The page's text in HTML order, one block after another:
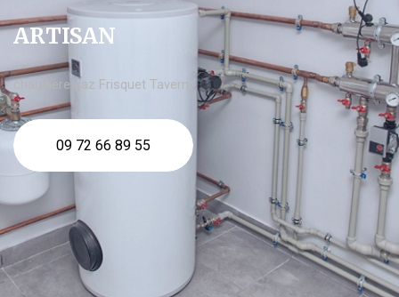
ARTISAN
chaudière gaz Frisquet Taverny
09 72 66 89 55